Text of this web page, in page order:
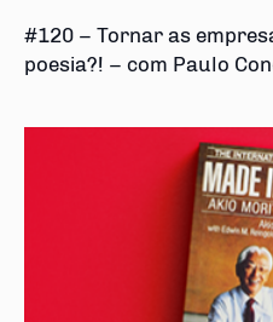
#120 – Tornar as
poesia?! – com Paulo